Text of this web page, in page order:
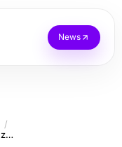
News
Mit der richtigen Datenrettung Festplatte zurück zu Ihren wertvollen Dateien